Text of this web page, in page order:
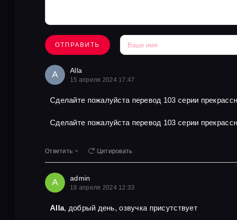
ОТПРАВИТЬ
A Alla
15 апреля 2024 17:47
Сделайте пожалуйста перевод 103 серии
Сделайте пожалуйста перевод 103 серии
Ответить Цитировать
A admin
18 апреля 2024 12:33
Alla, добрый день, озвучка присутствует